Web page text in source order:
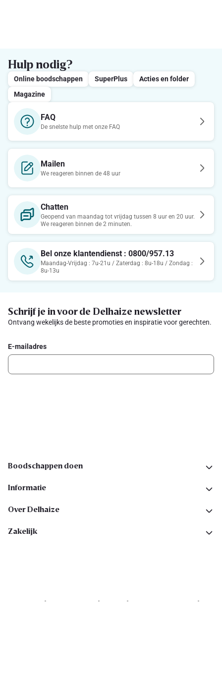
Hulp nodig?
Online boodschappen SuperPlus
Acties en folder
Magazine
FAQ
De snelste hulp met onze FAQ
Mailen
We reageren binnen de 48 uur
Chatten
Geopend van maandag tot vrijdag tussen 8 uur en 20 uur.
We reageren binnen de 2 minuten.
Bel onze klantendienst : 0800/957.13
Maandag-Vrijdag : 7u-21u / Zaterdag : 8u-18u / Zondag :
8u-13u
Schrijf je in voor de Delhaize newsletter
Ontvang wekelijks de beste promoties en inspiratie voor gerechten.
E-mailadres
Boodschappen doen
Informatie
Over Delhaize
Zakelijk